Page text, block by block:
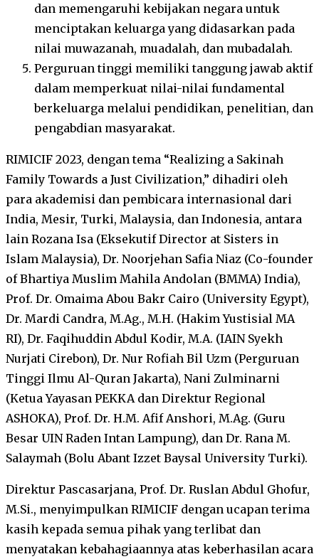
dan memengaruhi kebijakan negara untuk
menciptakan keluarga yang didasarkan pada
nilai muwazanah, muadalah, dan mubadalah.
Perguruan tinggi memiliki tanggung jawab aktif
dalam memperkuat nilai-nilai fundamental
berkeluarga melalui pendidikan, penelitian, dan
pengabdian masyarakat.
RIMICIF 2023, dengan tema “Realizing a Sakinah
Family Towards a Just Civilization,” dihadiri oleh
para akademisi dan pembicara internasional dari
India, Mesir, Turki, Malaysia, dan Indonesia, antara
lain Rozana Isa (Eksekutif Director at Sisters in
Islam Malaysia), Dr. Noorjehan Safia Niaz (Co-founder
of Bhartiya Muslim Mahila Andolan (BMMA) India),
Prof. Dr. Omaima Abou Bakr Cairo (University Egypt),
Dr. Mardi Candra, M.Ag., M.H. (Hakim Yustisial MA
RI), Dr. Faqihuddin Abdul Kodir, M.A. (IAIN Syekh
Nurjati Cirebon), Dr. Nur Rofiah Bil Uzm (Perguruan
Tinggi Ilmu Al-Quran Jakarta), Nani Zulminarni
(Ketua Yayasan PEKKA dan Direktur Regional
ASHOKA), Prof. Dr. H.M. Afif Anshori, M.Ag. (Guru
Besar UIN Raden Intan Lampung), dan Dr. Rana M.
Salaymah (Bolu Abant Izzet Baysal University Turki).
Direktur Pascasarjana, Prof. Dr. Ruslan Abdul Ghofur,
M.Si., menyimpulkan RIMICIF dengan ucapan terima
kasih kepada semua pihak yang terlibat dan
menyatakan kebahagiaannya atas keberhasilan acara